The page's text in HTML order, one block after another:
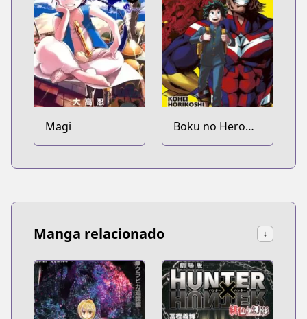
Magi
Boku no Hero
Academia
Manga relacionado ↓